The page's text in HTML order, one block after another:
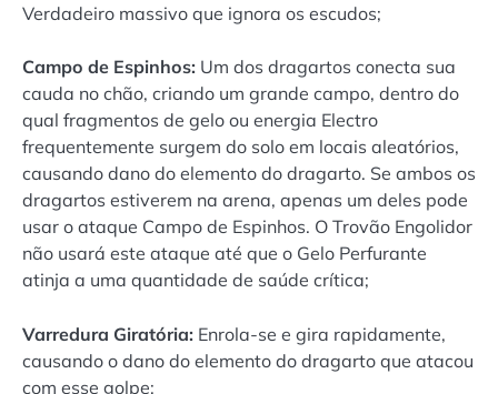
Verdadeiro massivo que ignora os escudos;
Campo de Espinhos: Um dos dragartos conecta sua
cauda no chão, criando um grande campo, dentro do
qual fragmentos de gelo ou energia Electro
frequentemente surgem do solo em locais aleatórios,
causando dano do elemento do dragarto. Se ambos os
dragartos estiverem na arena, apenas um deles pode
usar o ataque Campo de Espinhos. O Trovão Engolidor
não usará este ataque até que o Gelo Perfurante
atinja a uma quantidade de saúde crítica;
Varredura Giratória: Enrola-se e gira rapidamente,
causando o dano do elemento do dragarto que atacou
com esse golpe;